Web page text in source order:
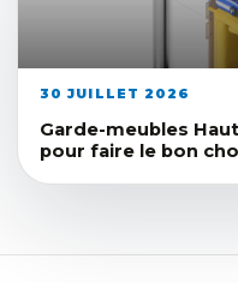
30 JUILLET 2026
Garde-meubles
pour faire le bon